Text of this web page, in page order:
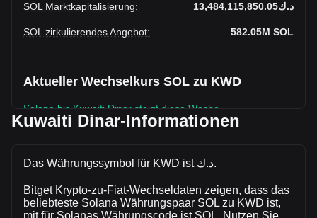
SOL Marktkapitalisierung: د.ك13,484,115,850.05
SOL zirkulierendes Angebot: 582.05M SOL
Aktueller Wechselkurs SOL zu KWD
Solana bis Kuwaiti Dinar steigt diese Woche.
vonد.ك13,484,115,850.05 KWD auf Grundlage eines
Handelsvolumen von Solana hat sich in den letzten 24
Stunden um +19.11% (د.ك83,472,437.03 KWD) verändert.
Kuwaiti Dinar-Informationen
Das Währungssymbol für KWD ist د.ك.
Bitget Krypto-zu-Fiat-Wechseldaten zeigen, dass das
beliebteste Solana Währungspaar SOL zu KWD ist,
mit für Solanas Währungscode ist SOL. Nutzen Sie